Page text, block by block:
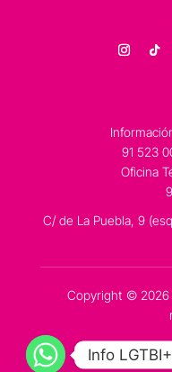
91 523
Oficina
C/ de La Puebla, 9
Copyright © 2026
Info LGTBI+